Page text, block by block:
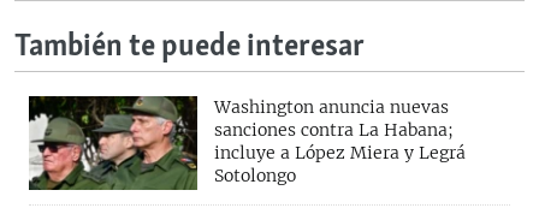
También te puede interesar
Washington anuncia nuevas
sanciones contra La Habana;
incluye a López Miera y Legrá
Sotolongo